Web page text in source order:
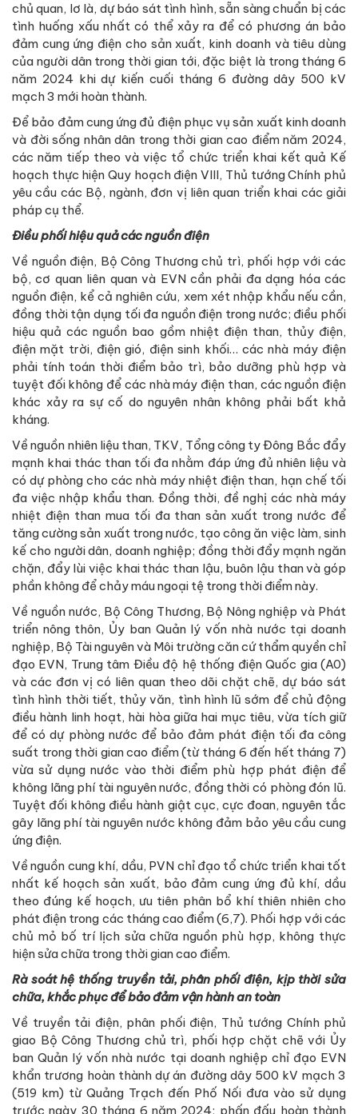
chủ quan, lơ là, dự báo sát tình hình, sẵn sàng chuẩn bị các
tình huống xấu nhất có thể xảy ra để có phương án bảo
đảm cung ứng điện cho sản xuất, kinh doanh và tiêu dùng
của người dân trong thời gian tới, đặc biệt là trong tháng 6
năm 2024 khi dự kiến cuối tháng 6 đường dây 500 kV
mạch 3 mới hoàn thành.
Để bảo đảm cung ứng đủ điện phục vụ sản xuất kinh doanh
và đời sống nhân dân trong thời gian cao điểm năm 2024,
các năm tiếp theo và việc tổ chức triển khai kết quả Kế
hoạch thực hiện Quy hoạch điện VIII, Thủ tướng Chính phủ
yêu cầu các Bộ, ngành, đơn vị liên quan triển khai các giải
pháp cụ thể.
Điều phối hiệu quả các nguồn điện
Về nguồn điện, Bộ Công Thương chủ trì, phối hợp với các
bộ, cơ quan liên quan và EVN cần phải đa dạng hóa các
nguồn điện, kể cả nghiên cứu, xem xét nhập khẩu nếu cần,
đồng thời tận dụng tối đa nguồn điện trong nước; điều phối
hiệu quả các nguồn bao gồm nhiệt điện than, thủy điện,
điện mặt trời, điện gió, điện sinh khối… các nhà máy điện
phải tính toán thời điểm bảo trì, bảo dưỡng phù hợp và
tuyệt đối không để các nhà máy điện than, các nguồn điện
khác xảy ra sự cố do nguyên nhân không phải bất khả
kháng.
Về nguồn nhiên liệu than, TKV, Tổng công ty Đông Bắc đẩy
mạnh khai thác than tối đa nhằm đáp ứng đủ nhiên liệu và
có dự phòng cho các nhà máy nhiệt điện than, hạn chế tối
đa việc nhập khẩu than. Đồng thời, đề nghị các nhà máy
nhiệt điện than mua tối đa than sản xuất trong nước để
tăng cường sản xuất trong nước, tạo công ăn việc làm, sinh
kế cho người dân, doanh nghiệp; đồng thời đẩy mạnh ngăn
chặn, đẩy lùi việc khai thác than lậu, buôn lậu than và góp
phần không để chảy máu ngoại tệ trong thời điểm này.
Về nguồn nước, Bộ Công Thương, Bộ Nông nghiệp và Phát
triển nông thôn, Ủy ban Quản lý vốn nhà nước tại doanh
nghiệp, Bộ Tài nguyên và Môi trường căn cứ thẩm quyền chỉ
đạo EVN, Trung tâm Điều độ hệ thống điện Quốc gia (A0)
và các đơn vị có liên quan theo dõi chặt chẽ, dự báo sát
tình hình thời tiết, thủy văn, tình hình lũ sớm để chủ động
điều hành linh hoạt, hài hòa giữa hai mục tiêu, vừa tích giữ
để có dự phòng nước để bảo đảm phát điện tối đa công
suất trong thời gian cao điểm (từ tháng 6 đến hết tháng 7)
vừa sử dụng nước vào thời điểm phù hợp phát điện để
không lãng phí tài nguyên nước, đồng thời có phòng đón lũ.
Tuyệt đối không điều hành giật cục, cực đoan, nguyên tắc
gây lãng phí tài nguyên nước không đảm bảo yêu cầu cung
ứng điện.
Về nguồn cung khí, dầu, PVN chỉ đạo tổ chức triển khai tốt
nhất kế hoạch sản xuất, bảo đảm cung ứng đủ khí, dầu
theo đúng kế hoạch, ưu tiên phân bổ khí thiên nhiên cho
phát điện trong các tháng cao điểm (6,7). Phối hợp với các
chủ mỏ bố trí lịch sửa chữa nguồn phù hợp, không thực
hiện sửa chữa trong thời gian cao điểm.
Rà soát hệ thống truyền tải, phân phối điện, kịp thời sửa
chữa, khắc phục để bảo đảm vận hành an toàn
Về truyền tải điện, phân phối điện, Thủ tướng Chính phủ
giao Bộ Công Thương chủ trì, phối hợp chặt chẽ với Ủy
ban Quản lý vốn nhà nước tại doanh nghiệp chỉ đạo EVN
khẩn trương hoàn thành dự án đường dây 500 kV mạch 3
(519 km) từ Quảng Trạch đến Phố Nối đưa vào sử dụng
trước ngày 30 tháng 6 năm 2024; phấn đấu hoàn thành